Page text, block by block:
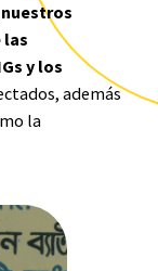
nuestros
las
y los
además
la